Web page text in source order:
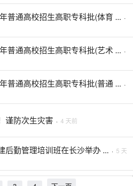
普通高校招生高职专科批(体育 ... ·
普通高校招生高职专科批(艺术 ... ·
普通高校招生高职专科批(普通 ... ·
谨防次生灾害 · 4 天前
后勤管理培训班在长沙举办 ... · 5 天